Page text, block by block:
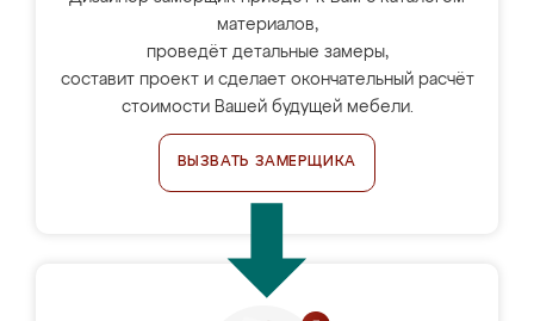
материалов,
проведёт детальные замеры,
составит проект и сделает окончательный расчёт
стоимости Вашей будущей мебели.
ВЫЗВАТЬ ЗАМЕРЩИКА